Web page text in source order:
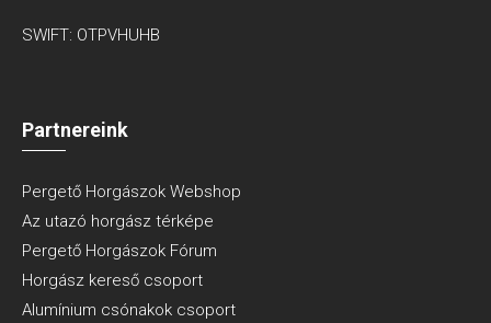
SWIFT: OTPVHUHB
Partnereink
Pergető Horgászok Webshop
Az utazó horgász térképe
Pergető Horgászok Fórum
Horgász kereső csoport
Alumínium csónakok csoport